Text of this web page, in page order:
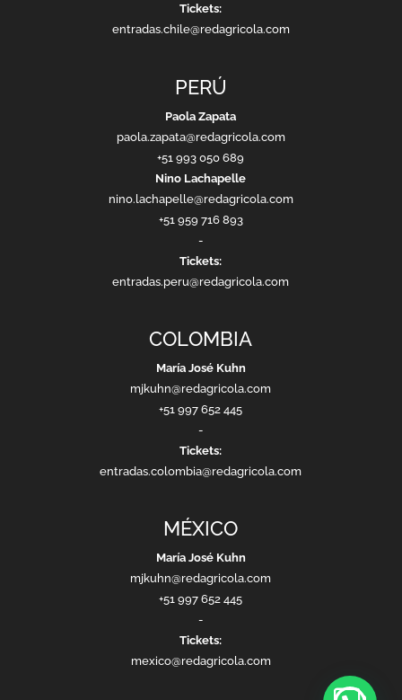
Tickets:
entradas.chile@redagricola.com
PERÚ
Paola Zapata
paola.zapata@redagricola.com
+51 993 050 689
Nino Lachapelle
nino.lachapelle@redagricola.com
+51 959 716 893
-
Tickets:
entradas.peru@redagricola.com
COLOMBIA
María José Kuhn
mjkuhn@redagricola.com
+51 997 652 445
-
Tickets:
entradas.colombia@redagricola.com
MÉXICO
María José Kuhn
mjkuhn@redagricola.com
+51 997 652 445
-
Tickets:
mexico@redagricola.com